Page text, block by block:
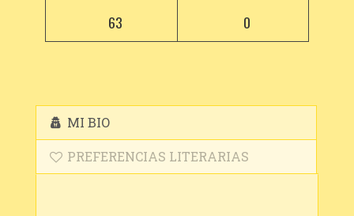
63 0
MI BIO
PREFERENCIAS LITERARIAS